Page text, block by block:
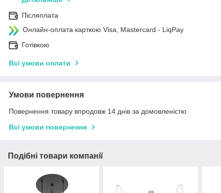
Післяплата
Онлайн-оплата карткою Visa, Mastercard - LiqPay
Готівкою
Всі умови оплати
Умови повернення
Повернення товару впродовж 14 днів за домовленістю
Всі умови повернення
Подібні товари компанії